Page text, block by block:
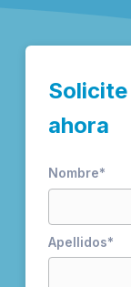
ahora
Nombre*
Apellidos*